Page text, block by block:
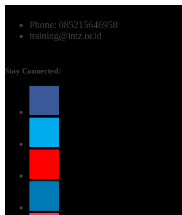
Phone: 085215646958
training@imz.or.id
Stay Connected: